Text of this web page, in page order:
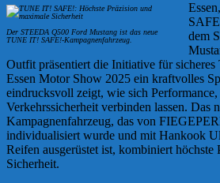
Der STEEDA Q500 Ford Mustang ist das neue
TUNE IT! SAFE!-Kampagnenfahrzeug.
dem
Outfit präsentiert die Initiative für sicheres
Essen Motor Show 2025 ein kraftvolles
eindrucksvoll zeigt, wie sich
Verkehrssicherheit verbinden lassen.
Kampagnenfahrzeug, das von
individualisiert wurde und mit Hankook
Reifen ausgerüstet ist, kombiniert höchste
Sicherheit.